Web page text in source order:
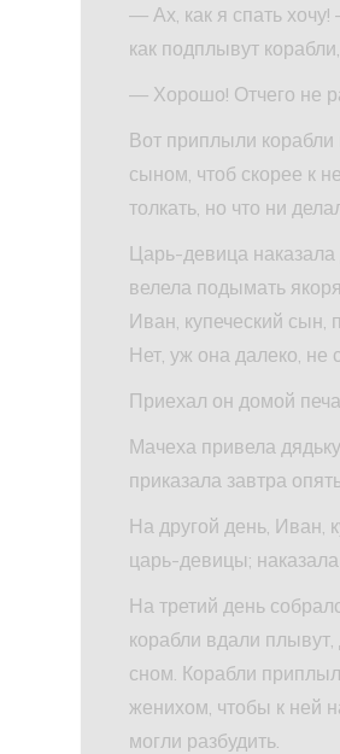
— Ах, как я спать
как подплывут
— Хорошо! Отчего не
Вот приплыли корабли
сыном, чтоб скорее к
толкать, но что ни
Царь-девица наказала
велела подымать
Иван, купеческий сын,
Нет, уж она далеко, не
Приехал он домой
Мачеха привела
приказала завтра
На другой день, Иван,
царь-девицы;
На третий день
корабли вдали плывут,
сном. Корабли
женихом, чтобы к ней
могли разбудить.